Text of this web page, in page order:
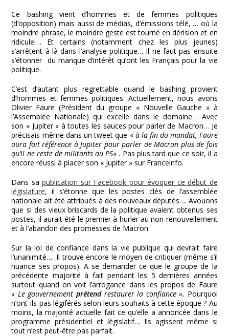
Ce bashing vient d’hommes et de femmes politiques
(d’opposition) mais aussi de médias, d’émissions télé, … où la
moindre phrase, le moindre geste est tourné en dérision et en
ridicule…. Et certains (notamment chez les plus jeunes)
s’arrêtent à là dans l’analyse politique… Il ne faut pas ensuite
s’étonner du manque d’intérêt qu’ont les Français pour la vie
politique.
C’est d’autant plus regrettable quand le bashing provient
d’hommes et femmes politiques. Actuellement, nous avons
Olivier Faure (Président du groupe « Nouvelle Gauche » à
l’Assemblée Nationale) qui excelle dans le domaine… Avec
son « Jupiter » à toutes les sauces pour parler de Macron… Je
précisais même dans un tweet que « à la fin du mandat, Faure
aura fait référence à Jupiter pour parler de Macron plus de fois
qu’il ne reste de militants au PS« . Pas plus tard que ce soir, il a
encore réussi à placer son « Jupiter » sur Franceinfo.
Dans sapublication sur Facebook pour évoquer ce début de
législature, il s’étonne que les postes clés de l’assemblée
nationale ait été attribués à des nouveaux députés…. Avouons
que si des vieux briscards de la politique avaient obtenus ses
postes, il aurait été le premier à hurler au non renouvellement
et à l’abandon des promesses de Macron.
Sur la loi de confiance dans la vie publique qui devrait faire
l’unanimité…. Il trouve encore le moyen de critiquer (même s’il
nuance ses propos). A se demander ce que le groupe de la
précédente majorité à fait pendant les 5 dernières années
surtout quand on voit l’arrogance dans les propos de Faure
« Le gouvernement prétendrestaurer la confiance ». Pourquoi
n’ont-ils pas légiférés selon leurs souhaits à cette époque ? Au
moins, la majorité actuelle fait ce qu’elle a annoncée dans le
programme présidentiel et législatif… Ils agissent même si
tout n’est peut-être pas parfait.